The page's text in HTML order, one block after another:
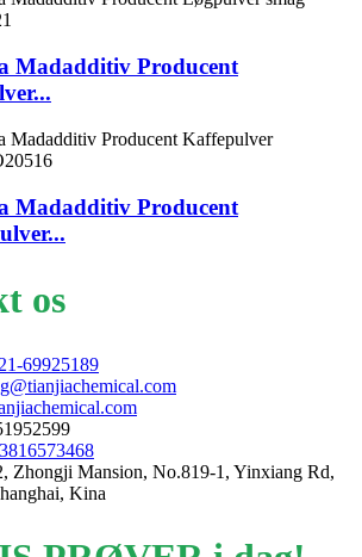
Madadditiv Producent
Madadditiv Producent
os
69925189
Zhongji Mansion, No.819-1, Yinxiang Rd,
Kina